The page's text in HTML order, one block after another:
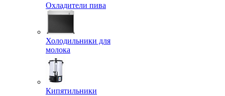
Охладители пива
Холодильники для
молока
Кипятильники